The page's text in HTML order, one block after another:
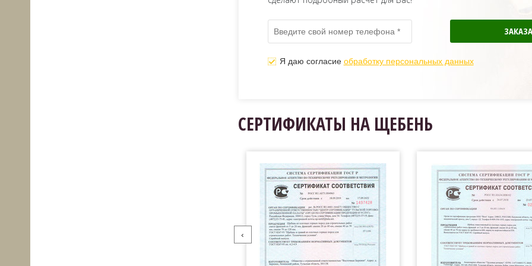
Я даю согласие обработку персональных данных
СЕРТИФИКАТЫ НА ЩЕБЕНЬ
‹